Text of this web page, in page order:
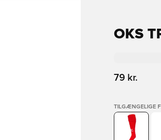
OKS
79 kr.
TILGÆNGELIGE